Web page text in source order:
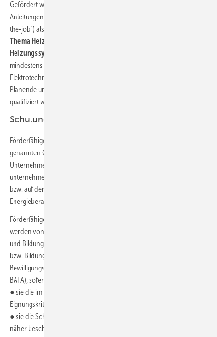
Gefördert wird die Teilnahme an Schulungen und fachpraktischen
Anleitungen (Coaching vor Ort für Handwerksbetriebe, „training-on-
the-job“) als Maßnahmen zur kurzfristigen Weiterqualifizierung
Thema Heizungswärmepumpen als Teil wassergeführter
Heizungssysteme im Bestand.
mindestens 17 500 Handwerker der Gewerke Sanitär, Heizung, Klima,
Elektrotechnik, Schornsteinfeger und Kälte-Klima sowie etwa 3000
Planende und Energieberatende zu Wärmepumpen im Bestand
qualifiziert werden.
Schulungen
Förderfähige Schulungen dürfen von Meistern und Gesellen der oben
genannten Gewerke, von fachlich ausgebildeten
Unternehmensangehörigen der Planungsbüros und von
unternehmensangehörigen Gebäudeenergieberatern des Handwerks
bzw. auf der Energieeffizienz-Expertenliste des Bundes gelisteten
Energieberatern in Anspruch genommen werden.
Förderfähige Schulungen können online oder in Präsenz erfolgen. Sie
werden von für das Förderprogramm zugelassenen Unternehmen
und Bildungsträgern angeboten. Die Zulassung der Unternehmen
bzw. Bildungsträger für das Förderprogramm erfolgt durch die
Bewilligungsbehörde (Bundesamt für Wirtschaft und Ausfuhrkontrolle
BAFA), sofern sie erklären, dass
● sie die im Merkblatt zur Förderrichtlinie definierten formalen
Eignungskriterien erfüllen,
● sie die Schulungen gemäß den im Merkblatt zur Förderrichtlinie
näher beschriebenen inhaltlichen und formalen Bestimmungen